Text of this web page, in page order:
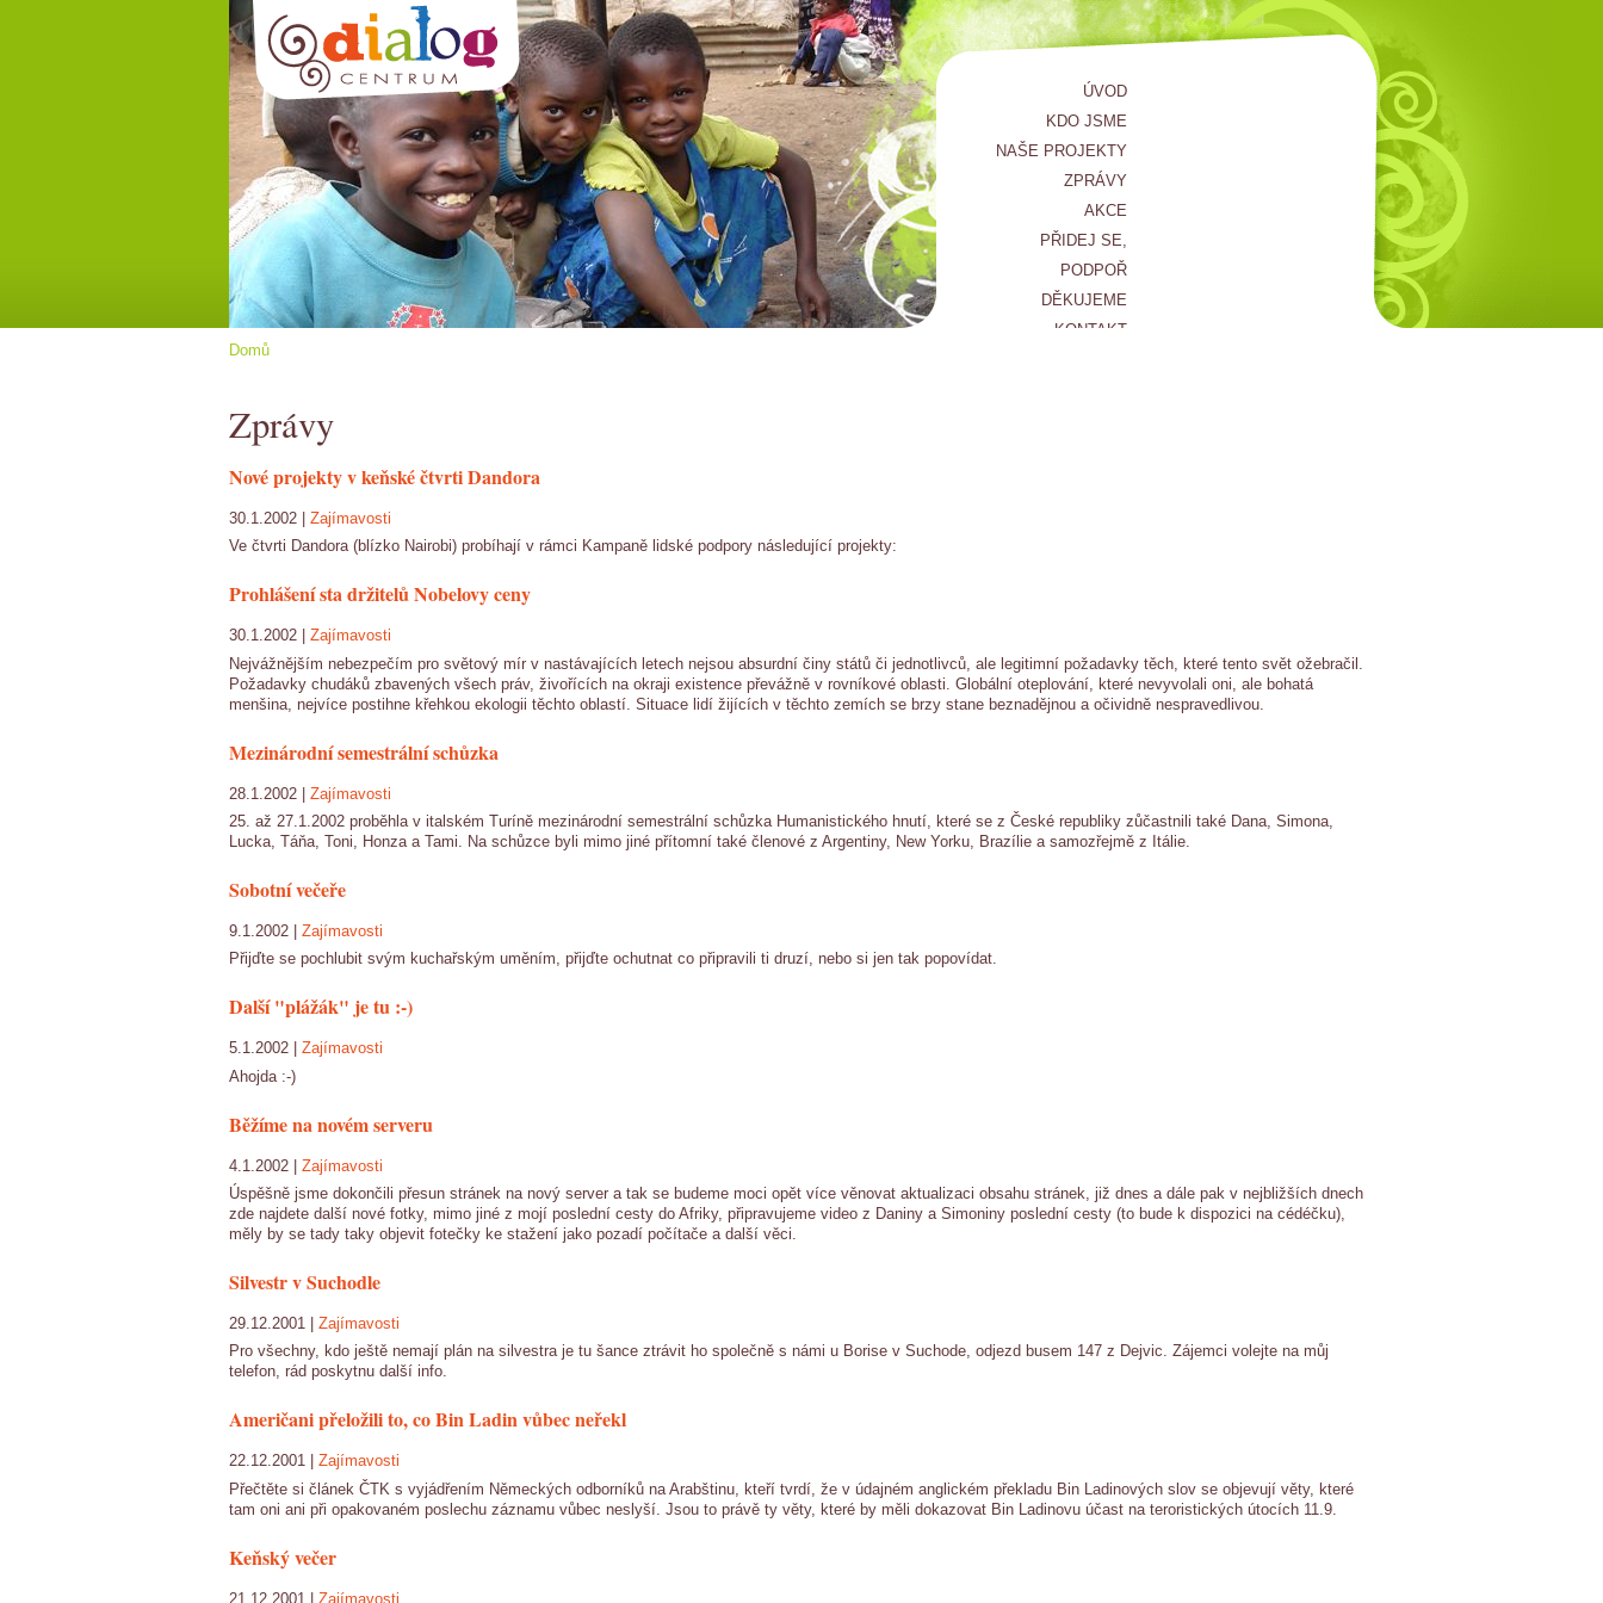
ÚVOD
KDO JSME
NAŠE PROJEKTY
ZPRÁVY
AKCE
PŘIDEJ SE,
PODPOŘ
DĚKUJEME
KONTAKT
Domů
Zprávy
Nové projekty v keňské čtvrti Dandora
30.1.2002 | Zajímavosti
Ve čtvrti Dandora (blízko Nairobi) probíhají v rámci Kampaně lidské podpory následující projekty:
Prohlášení sta držitelů Nobelovy ceny
30.1.2002 | Zajímavosti
Nejvážnějším nebezpečím pro světový mír v nastávajících letech nejsou absurdní činy států či jednotlivců, ale legitimní požadavky těch, které tento svět ožebračil.
Požadavky chudáků zbavených všech práv, živořících na okraji existence převážně v rovníkové oblasti. Globální oteplování, které nevyvolali oni, ale bohatá
menšina, nejvíce postihne křehkou ekologii těchto oblastí. Situace lidí žijících v těchto zemích se brzy stane beznadějnou a očividně nespravedlivou.
Mezinárodní semestrální schůzka
28.1.2002 | Zajímavosti
25. až 27.1.2002 proběhla v italském Turíně mezinárodní semestrální schůzka Humanistického hnutí, které se z České republiky zůčastnili také Dana, Simona,
Lucka, Táňa, Toni, Honza a Tami. Na schůzce byli mimo jiné přítomní také členové z Argentiny, New Yorku, Brazílie a samozřejmě z Itálie.
Sobotní večeře
9.1.2002 | Zajímavosti
Přijďte se pochlubit svým kuchařským uměním, přijďte ochutnat co připravili ti druzí, nebo si jen tak popovídat.
Další "plážák" je tu :-)
5.1.2002 | Zajímavosti
Ahojda :-)
Běžíme na novém serveru
4.1.2002 | Zajímavosti
Úspěšně jsme dokončili přesun stránek na nový server a tak se budeme moci opět více věnovat aktualizaci obsahu stránek, již dnes a dále pak v nejbližších dnech
zde najdete další nové fotky, mimo jiné z mojí poslední cesty do Afriky, připravujeme video z Daniny a Simoniny poslední cesty (to bude k dispozici na cédéčku),
měly by se tady taky objevit fotečky ke stažení jako pozadí počítače a další věci.
Silvestr v Suchodle
29.12.2001 | Zajímavosti
Pro všechny, kdo ještě nemají plán na silvestra je tu šance ztrávit ho společně s námi u Borise v Suchode, odjezd busem 147 z Dejvic. Zájemci volejte na můj
telefon, rád poskytnu další info.
Američani přeložili to, co Bin Ladin vůbec neřekl
22.12.2001 | Zajímavosti
Přečtěte si článek ČTK s vyjádřením Německých odborníků na Arabštinu, kteří tvrdí, že v údajném anglickém překladu Bin Ladinových slov se objevují věty, které
tam oni ani při opakovaném poslechu záznamu vůbec neslyší. Jsou to právě ty věty, které by měli dokazovat Bin Ladinovu účast na teroristických útocích 11.9.
Keňský večer
21.12.2001 | Zajímavosti